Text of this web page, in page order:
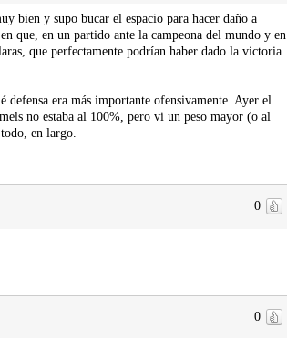
bien y supo bucar el espacio para hacer daño a
que, en un partido ante la campeona del mundo y en
que perfectamente podrían haber dado la victoria
defensa era más importante ofensivamente. Ayer el
no estaba al 100%, pero vi un peso mayor (o al
en largo.
0
0